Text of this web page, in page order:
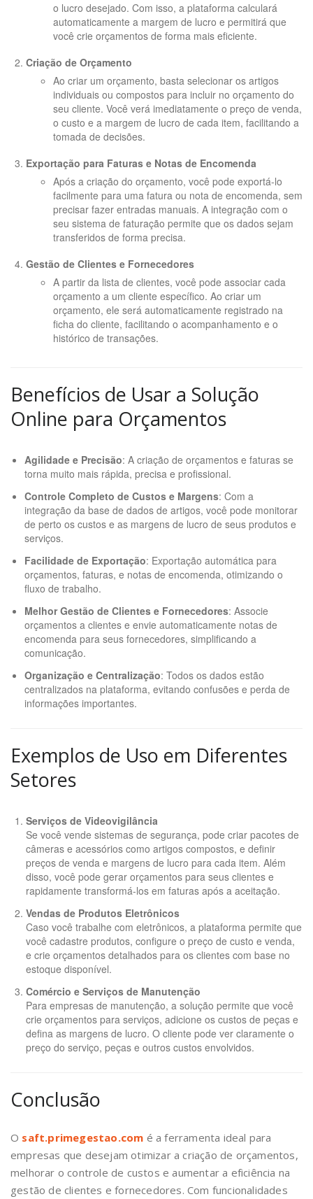
o lucro desejado. Com isso, a plataforma calculará
automaticamente a margem de lucro e permitirá que
você crie orçamentos de forma mais eficiente.
Criação de Orçamento
Ao criar um orçamento, basta selecionar os artigos
individuais ou compostos para incluir no orçamento do
seu cliente. Você verá imediatamente o preço de venda,
o custo e a margem de lucro de cada item, facilitando a
tomada de decisões.
Exportação para Faturas e Notas de Encomenda
Após a criação do orçamento, você pode exportá-lo
facilmente para uma fatura ou nota de encomenda, sem
precisar fazer entradas manuais. A integração com o
seu sistema de faturação permite que os dados sejam
transferidos de forma precisa.
Gestão de Clientes e Fornecedores
A partir da lista de clientes, você pode associar cada
orçamento a um cliente específico. Ao criar um
orçamento, ele será automaticamente registrado na
ficha do cliente, facilitando o acompanhamento e o
histórico de transações.
Benefícios de Usar a Solução
Online para Orçamentos
Agilidade e Precisão: A criação de orçamentos e faturas se
torna muito mais rápida, precisa e profissional.
Controle Completo de Custos e Margens: Com a
integração da base de dados de artigos, você pode monitorar
de perto os custos e as margens de lucro de seus produtos e
serviços.
Facilidade de Exportação: Exportação automática para
orçamentos, faturas, e notas de encomenda, otimizando o
fluxo de trabalho.
Melhor Gestão de Clientes e Fornecedores: Associe
orçamentos a clientes e envie automaticamente notas de
encomenda para seus fornecedores, simplificando a
comunicação.
Organização e Centralização: Todos os dados estão
centralizados na plataforma, evitando confusões e perda de
informações importantes.
Exemplos de Uso em Diferentes
Setores
Serviços de Videovigilância
Se você vende sistemas de segurança, pode criar pacotes de
câmeras e acessórios como artigos compostos, e definir
preços de venda e margens de lucro para cada item. Além
disso, você pode gerar orçamentos para seus clientes e
rapidamente transformá-los em faturas após a aceitação.
Vendas de Produtos Eletrônicos
Caso você trabalhe com eletrônicos, a plataforma permite que
você cadastre produtos, configure o preço de custo e venda,
e crie orçamentos detalhados para os clientes com base no
estoque disponível.
Comércio e Serviços de Manutenção
Para empresas de manutenção, a solução permite que você
crie orçamentos para serviços, adicione os custos de peças e
defina as margens de lucro. O cliente pode ver claramente o
preço do serviço, peças e outros custos envolvidos.
Conclusão
O saft.primegestao.com é a ferramenta ideal para
empresas que desejam otimizar a criação de orçamentos,
melhorar o controle de custos e aumentar a eficiência na
gestão de clientes e fornecedores. Com funcionalidades